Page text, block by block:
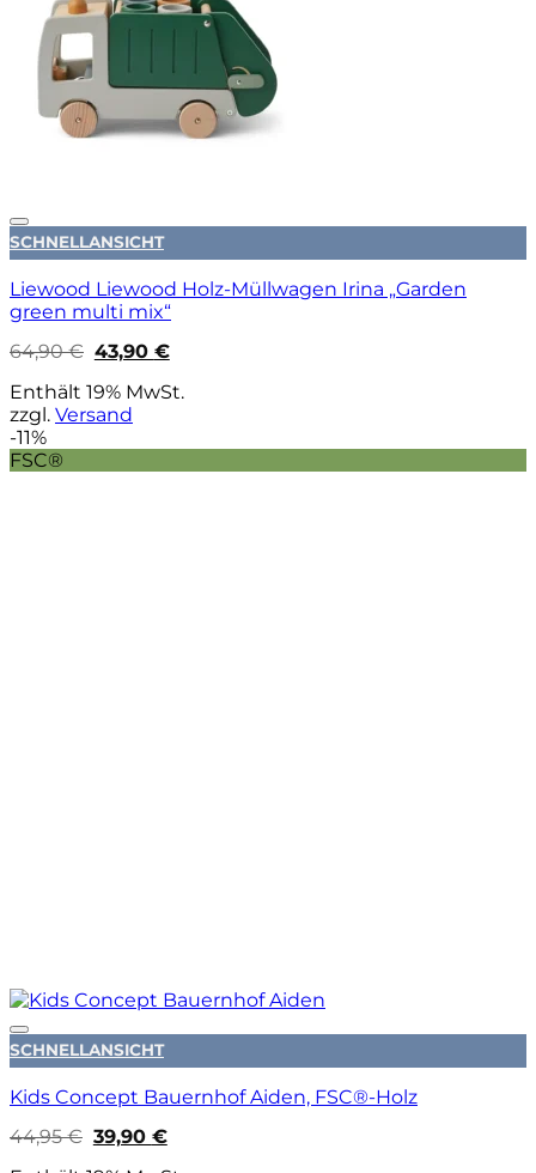
Auf die Wunschliste
SCHNELLANSICHT
Liewood Liewood Holz-Müllwagen Irina „Garden
green multi mix“
64,90€ Ursprünglicher
Preis
war:
64,90 €
43,90 €Aktueller
ist:
Enthält 19% MwSt.
zzgl. Versand
-11%
FSC®
Auf die Wunschliste
SCHNELLANSICHT
Kids Concept Bauernhof Aiden, FSC®-Holz
44,95€ Ursprünglicher
39,90 €Aktueller